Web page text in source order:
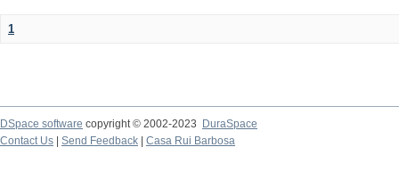
1
DSpace software copyright © 2002-2023
DuraSpace
Contact Us
Send Feedback Casa Rui Barbosa